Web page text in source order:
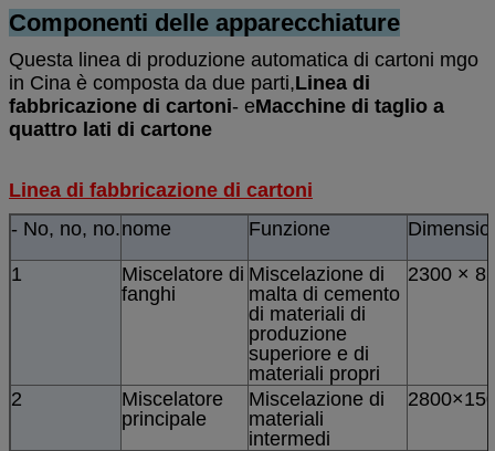
Componenti delle apparecchiature
Questa linea di produzione automatica di cartoni mgo
in Cina è composta da due parti,Linea di
fabbricazione di cartoni- eMacchine di taglio a
quattro lati di cartone
Linea di fabbricazione di cartoni
- No, no, no.nome Funzione
1
Miscelatore di
fanghi
Miscelazione di
malta di cemento
di materiali di
produzione
superiore e di
materiali propri
2300 ×
2
Miscelatore
principale
Miscelazione di
materiali
intermedi